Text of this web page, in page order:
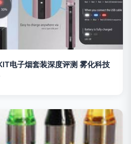
电子烟套装深度评测 雾化科技